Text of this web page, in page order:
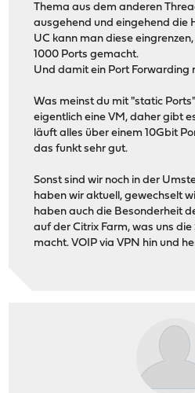
Thema aus dem anderen
ausgehend und eingehend die
UC kann man diese
1000 Ports gemacht.
Und damit ein Port Forwarding
Was meinst du mit "static
eigentlich eine VM, daher gibt
läuft alles über einem 10Gbit
das funkt sehr gut.
Sonst sind wir noch in der
haben wir aktuell, gewechselt
haben auch die Besonderheit
auf der Citrix Farm, was uns
macht. VOIP via VPN hin und